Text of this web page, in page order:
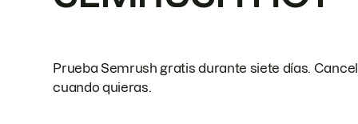
Prueba Semrush gratis durante siete días.
cuando quieras.